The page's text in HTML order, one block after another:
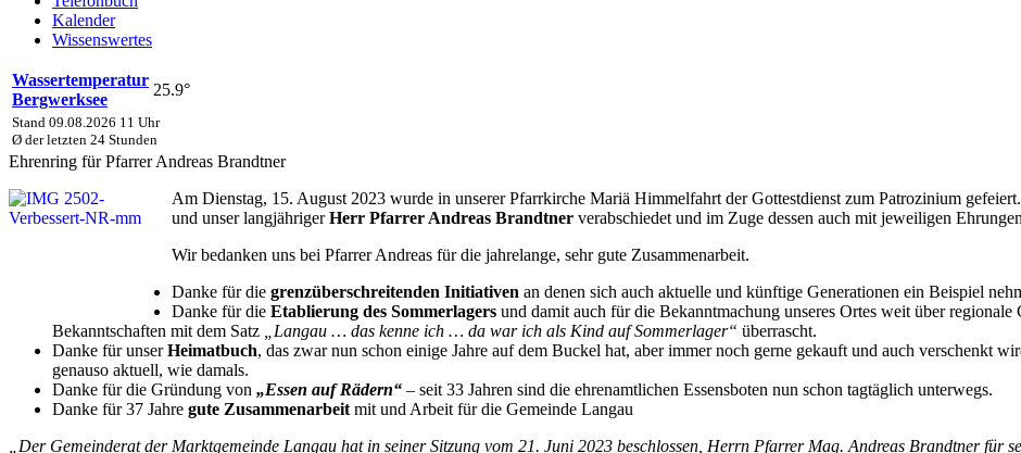
Kalender
Wissenswertes
Wassertemperatur
Bergwerksee
25.9°
Stand 09.08.2026 11 Uhr
Ø der letzten 24 Stunden
Ehrenring für Pfarrer Andreas Brandtner
Am Dienstag, 15. August 2023 wurde in unserer Pfarrkirche Mariä Himmelfahrt der Gottestdienst zum Patrozinium
und unser langjährigerHerr Pfarrer Andreas Brandtner verabschiedet und im Zuge dessen auch mit jeweiligen
Wir bedanken uns bei Pfarrer Andreas für die jahrelange, sehr gute Zusammenarbeit.
Danke für die grenzüberschreitenden Initiativen an denen sich auch aktuelle und künftige Generationen ein Beispiel
Danke für die Etablierung des Sommerlagers und damit auch für die Bekanntmachung unseres Ortes weit über
Bekanntschaften mit dem Satz „Langau … das kenne ich … da war ich als Kind auf Sommerlager“ überrascht.
Danke für unserHeimatbuch, das zwar nun schon einige Jahre auf dem Buckel hat, aber immer noch gerne gekauft und auch verschenkt
genauso aktuell, wie damals.
Danke für die Gründung von „Essen auf Rädern“ – seit 33 Jahren sind die ehrenamtlichen Essensboten nun schon tagtäglich unterwegs.
Danke für 37 Jahre gute Zusammenarbeitmit und Arbeit für die Gemeinde Langau
„Der Gemeinderat der Marktgemeinde Langau hat in seiner Sitzung vom 21. Juni 2023 beschlossen, Herrn Pfarrer Mag. Andreas Brandtner für